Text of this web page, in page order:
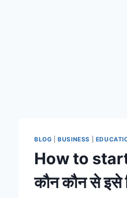
BLOG |BUSINESS
How to start
कौन कौन से इसे